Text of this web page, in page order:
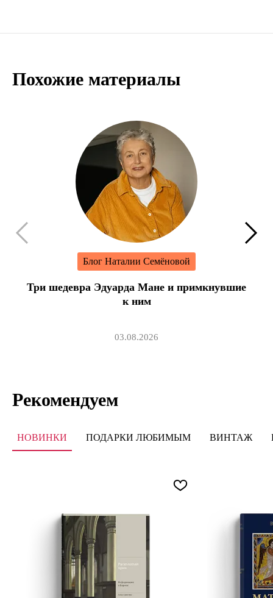
Похожие материалы
Блог Наталии Семёновой
Три шедевра Эдуарда Мане и примкнувшие
к ним
03.08.2026
Рекомендуем
НОВИНКИ ПОДАРКИ ЛЮБИМЫМ ВИНТАЖ